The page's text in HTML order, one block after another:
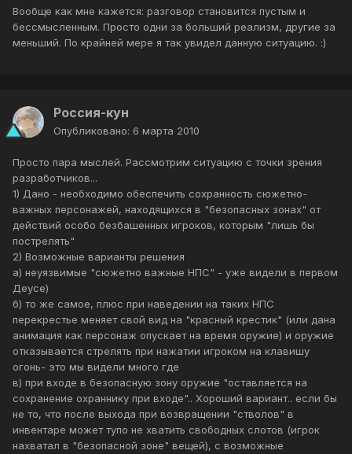
Вообще как мне кажется: разговор становится пустым и
бессмысленным. Просто одни за больший реализм, другие за
меньший. По крайней мере я так увидел данную ситуацию. :)
Россия-кун
Опубликовано: 6 марта 2010
Просто пара мыслей. Рассмотрим ситуацию с точки зрения
разработчиков...
1) Дано - необходимо обеспечить сохранность сюжетно-
важных персонажей, находящихся в "безопасных зонах" от
действий особо безбашенных игроков, которым "лишь бы
пострелять"
2) Возможные варианты решения
а) неуязвимые "сюжетно важные НПС" - уже видели в первом
Деусе)
б) то же самое, плюс при наведении на таких НПС
перекрестье меняет свой вид на "красный крестик" (или дана
анимация как персонаж опускает на время оружие) и оружие
отказывается стрелять при нажатии игроком на клавишу
огонь- это мы видели много где
в) при входе в безопасную зону оружие "оставляется на
сохранение охраннику при входе".. Хороший вариант.. если бы
не то, что после выхода при возвращении "стволов" в
инвентаре может тупо не хватить свободных слотов (игрок
нахватал в "безопасной зоне" вещей), с возможные